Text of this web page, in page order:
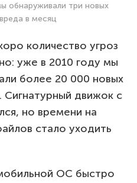
обнаруживали три новых
в месяц
количество угроз
уже в 2010 году мы
более 20 000 новых
Сигнатурный движок с
но времени на
стало уходить
ОС быстро